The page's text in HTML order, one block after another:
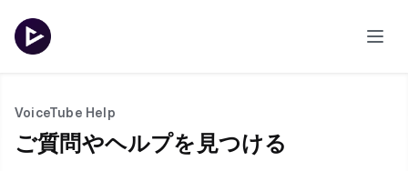
VoiceTube Help
ご質問やヘルプを見つける